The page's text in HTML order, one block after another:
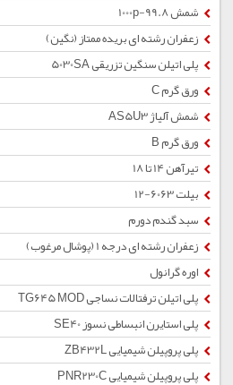
شمش 1000p-99.8
زعفران رشته ای بریده ممتاز (نگین)
پلی اتیلن سنگین تزریقی 5030SA
ورق گرم C
شمش آلیاژ AS5U3
ورق گرم B
تیرآهن 14 تا 18
بیلت 6063-12
سبد گندم دورم
زعفران رشته ای درجه 1 (پوشال مرغوب)
اوره گرانول
پلی اتیلن ترفتالات نساجی TG645 MOD
پلی استایرن انبساطی نسوز SE40
پلی پروپیلن شیمیایی ZB432L
پلی پروپیلن شیمیایی PNR230C